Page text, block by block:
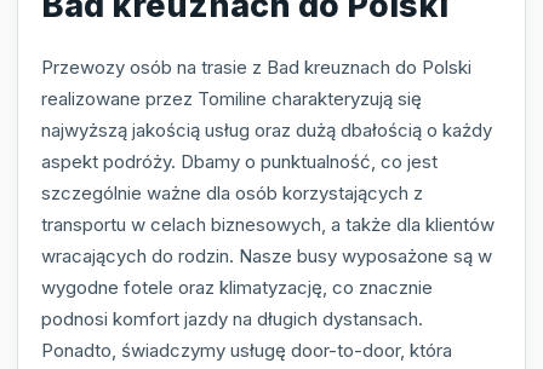
Przewozy osób na trasie z Bad kreuznach do Polski
realizowane przez Tomiline charakteryzują się
najwyższą jakością usług oraz dużą dbałością o każdy
aspekt podróży. Dbamy o punktualność, co jest
szczególnie ważne dla osób korzystających z
transportu w celach biznesowych, a także dla klientów
wracających do rodzin. Nasze busy wyposażone są w
wygodne fotele oraz klimatyzację, co znacznie
podnosi komfort jazdy na długich dystansach.
Ponadto, świadczymy usługę door-to-door, która